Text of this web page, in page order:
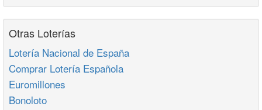
Otras Loterías
Lotería Nacional de España
Comprar Lotería Española
Euromillones
Bonoloto